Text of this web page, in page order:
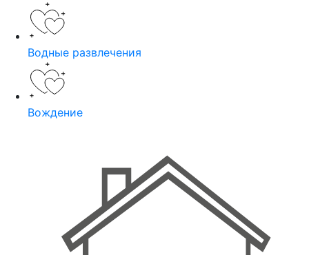
Водные развлечения
Вождение